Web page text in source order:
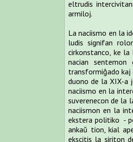
eltrudis
armiloj.
La naciismo en la
ludis signifan
cirkonstanco, ke
nacian
transformiĝado kaj
duono de la XIX-a
naciismo en la
suverenecon de la
naciismon en la
ekstera politiko -
ankaŭ tion, kial
ekscitis la siriton